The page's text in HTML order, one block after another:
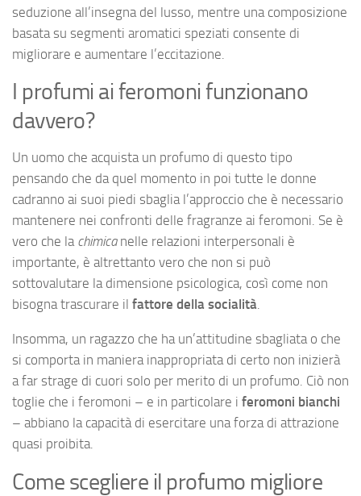
seduzione all’insegna del lusso, mentre una composizione
basata su segmenti aromatici speziati consente di
migliorare e aumentare l’eccitazione.
I profumi ai feromoni funzionano
davvero?
Un uomo che acquista un profumo di questo tipo
pensando che da quel momento in poi tutte le donne
cadranno ai suoi piedi sbaglia l’approccio che è necessario
mantenere nei confronti delle fragranze ai feromoni. Se è
vero che la chimica nelle relazioni interpersonali è
importante, è altrettanto vero che non si può
sottovalutare la dimensione psicologica, così come non
bisogna trascurare il fattore della socialità.
Insomma, un ragazzo che ha un’attitudine sbagliata o che
si comporta in maniera inappropriata di certo non inizierà
a far strage di cuori solo per merito di un profumo. Ciò non
toglie che i feromoni – e in particolare i feromoni bianchi
– abbiano la capacità di esercitare una forza di attrazione
quasi proibita.
Come scegliere il profumo migliore